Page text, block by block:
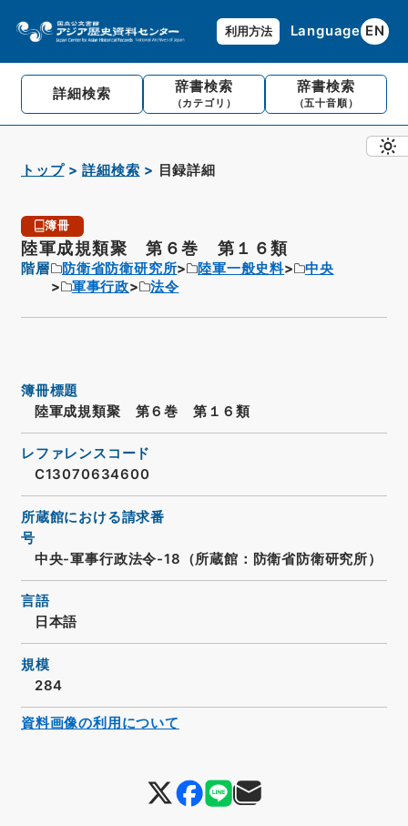
利用方法 Language EN
詳細検索 辞書検索
（カテゴリ）
辞書検索
（五十音順）
トップ 詳細検索 目録詳細
簿冊
陸軍成規類聚 第６巻 第１６類
階層 防衛省防衛研究所 陸軍一般史料
中央
軍事行政
法令
簿冊標題
陸軍成規類聚 第６巻 第１６類
レファレンスコード
C13070634600
所蔵館における請求番
号
中央-軍事行政法令-18（所蔵館：防衛省防衛研究所）
言語
日本語
規模
284
資料画像の利用について